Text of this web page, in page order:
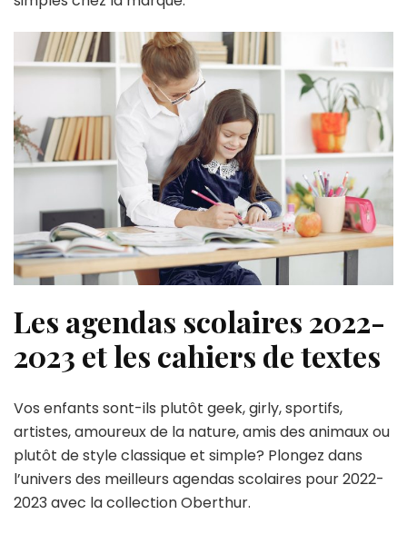
Les agendas scolaires 2022-
2023 et les cahiers de textes
Vos enfants sont-ils plutôt geek, girly, sportifs,
artistes, amoureux de la nature, amis des animaux ou
plutôt de style classique et simple? Plongez dans
l’univers des meilleurs agendas scolaires pour 2022-
2023 avec la collection Oberthur.